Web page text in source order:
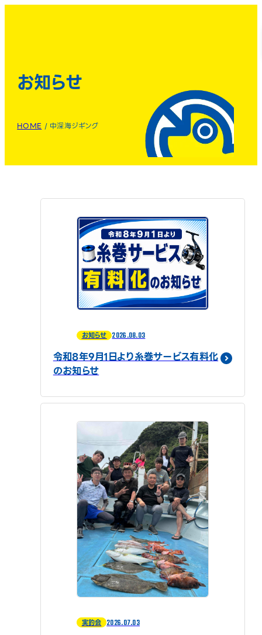
お知らせ
HOME / 中深海ジギング
お知らせ 2026.08.03
令和8年9月1日より糸巻サービス有料化
のお知らせ
実釣会 2026.07.03